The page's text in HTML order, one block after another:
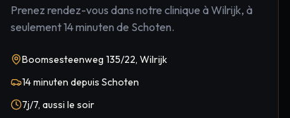
Prenez rendez-vous dans notre clinique à Wilrijk, à
seulement14 minuten de Schoten.
Boomsesteenweg 135/22, Wilrijk
14 minuten depuis Schoten
7j/7, aussi le soir